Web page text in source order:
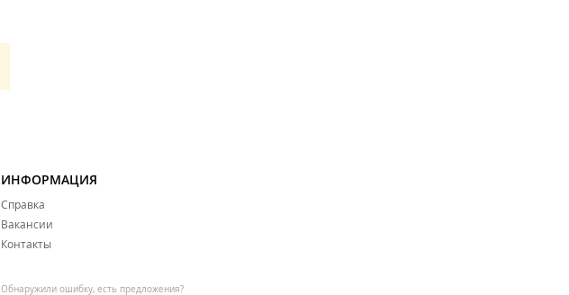
ИНФОРМАЦИЯ
Справка
Вакансии
Контакты
Обнаружили ошибку, есть предложения?